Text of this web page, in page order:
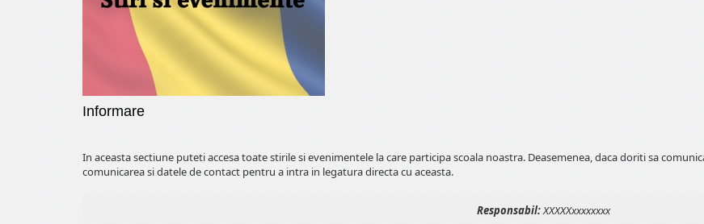
Informare
In aceasta sectiune puteti accesa toate stirile si evenimentele la care participa scoala noastra. Deasemenea, daca doriti sa
comunicarea si datele de contact pentru a intra in legatura directa cu aceasta.
Responsabil:XXXXXxxxxxxxx